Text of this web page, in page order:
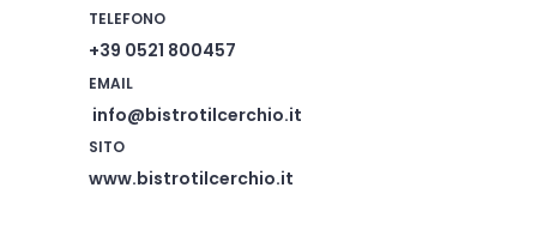
TELEFONO
+39 0521 800457
EMAIL
info@bistrotilcerchio.it
SITO
www.bistrotilcerchio.it